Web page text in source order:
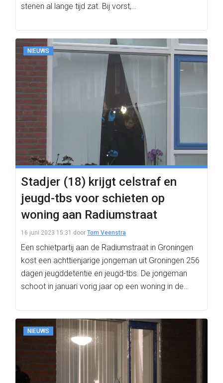
stenen al lange tijd zat. Bij vorst,…
NIEUWS
Stadjer (18) krijgt celstraf en
jeugd-tbs voor schieten op
woning aan Radiumstraat
16 juni 2023 15:31 door Tom Veenstra
Een schietpartij aan de Radiumstraat in Groningen
kost een achttienjarige jongeman uit Groningen 256
dagen jeugddetentie en jeugd-tbs. De jongeman
schoot in januari vorig jaar op een woning in de…
NIEUWS